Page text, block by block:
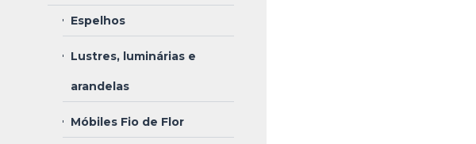
Espelhos
Lustres, luminárias e
arandelas
Móbiles Fio de Flor